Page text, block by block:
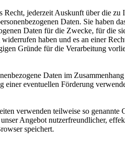
Recht, jederzeit Auskunft über die
Daten. Sie haben
Daten für die Zwecke, für die
haben und es an einer
Gründe für die Verarbeitung
Daten im
einer eventuellen Förderung
verwenden teilweise so
Angebot nutzerfreundlicher,
speichert.